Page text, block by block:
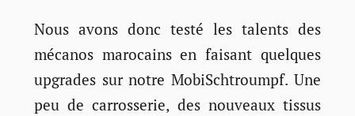
Nous avons donc testé les talents des
mécanos marocains en faisant quelques
upgrades sur notre MobiSchtroumpf. Une
peu de carrosserie, des nouveaux tissus